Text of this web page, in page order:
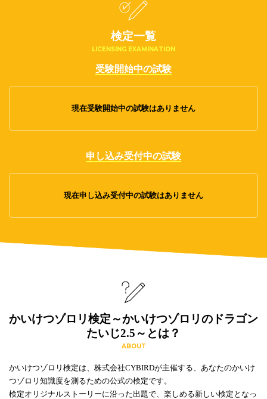
検定一覧
LICENSING EXAMINATION
受験開始中の試験
現在受験開始中の試験はありません
申し込み受付中の試験
現在申し込み受付中の試験はありません
かいけつゾロリ検定～かいけつゾロリのドラゴン
たいじ2.5～とは？
ABOUT
かいけつゾロリ検定は、株式会社CYBIRDが主催する、あなたのかいけ
つゾロリ知識度を測るための公式の検定です。
検定オリジナルストーリーに沿った出題で、楽しめる新しい検定となっ